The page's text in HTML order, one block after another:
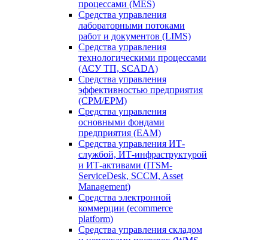
процессами (MES)
Средства управления
лабораторными потоками
работ и документов (LIMS)
Средства управления
технологическими процессами
(АСУ ТП, SCADA)
Средства управления
эффективностью предприятия
(CPM/EPM)
Средства управления
основными фондами
предприятия (EAM)
Средства управления ИТ-
службой, ИТ-инфраструктурой
и ИТ-активами (ITSM-
ServiceDesk, SCCM, Asset
Management)
Средства электронной
коммерции (ecommerce
platform)
Средства управления складом